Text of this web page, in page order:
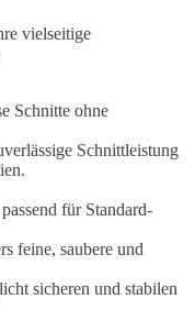
vielseitige
Schnitte ohne
Schnittleistung
für Standard-
feine, saubere und
sicheren und stabilen